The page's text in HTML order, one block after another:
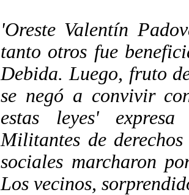
'Oreste Valentín
tanto otros fue
Debida. Luego, fruto
se negó a convivir
estas leyes'
Militantes de
sociales marcharon
Los vecinos,